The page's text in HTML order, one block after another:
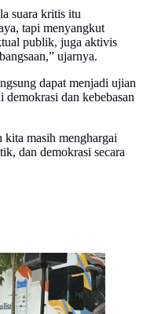
suara kritis itu
tapi menyangkut
publik, juga aktivis
ujarnya.
dapat menjadi ujian
dan kebebasan
masih menghargai
dan demokrasi secara
panggilan
dalam kasus